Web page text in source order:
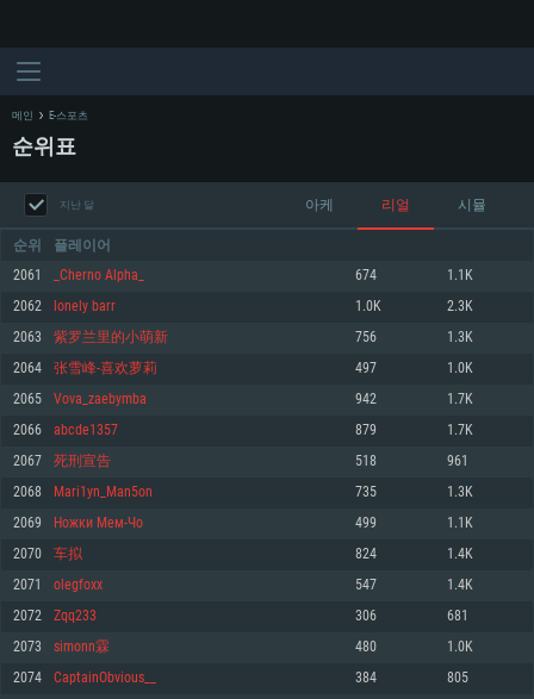
최소사양
운영체제: Windows 10 (64 bit)
프로세서: 2.2 GHz 듀얼코어 이상
메모리: 4GB
그래픽 카드: DirectX 11 이상을 지원하는 AMD Radeon 77XX / NVIDIA
GeForce GT 660. 최소 사양 해상도: 720p
네트워크: 브로드밴드 인터넷
여유 저장 공간: 22.1 GB (최소 클라이언트)
최소사양
운영체제: Mac OS Big Sur 11.0
프로세서: 최소 2.2 GHz의 Core i5 (Intel Xeon 은 지원하지 않습니다)
메모리: 6 GB
그래픽 카드: Metal 을 지원하는 Intel Iris Pro 5200 (Mac), 혹은 이와 비슷한 성
능을 가지는 Mac 버전의 AMD/Nvidia. 최소 해상도: 720p
네트워크: 브로드밴드 인터넷
여유 저장 공간: 22.1 GB (최소 클라이언트)
최소사양
운영체제: 64bit Linux 중 최신 버전
프로세서: 2.4 GHz 듀얼코어
메모리: 4 GB
그래픽 카드: Vulkan 을 지원하고, 최신 그래픽 드라이버를 지원하는 NVIDIA
660 (6개월 미만) 혹은 그와 동급의 성능을 가지며 최신 그래픽 드라이버를 지
원하는 AMD (6개월 미만; 최소사양 지원 해상도 720p)
네트워크: 브로드밴드 인터넷
여유 저장 공간: 22.1 GB (최소 클라이언트)
메인 E-스포츠
순위표
지난 달 아케 리얼 시뮬
순위 플레이어
2061 _Cherno Alpha_ 674 1.1K
2062 lonely barr 1.0K 2.3K
2063 紫罗兰里的小萌新 756 1.3K
2064 张雪峰-喜欢萝莉 497 1.0K
2065 Vova_zaebymba 942 1.7K
2066 abcde1357 879 1.7K
2067 死刑宣告 518 961
2068 Mari1yn_Man5on 735 1.3K
2069 Ножки Мем-Чо 499 1.1K
2070 车拟 824 1.4K
2071 olegfoxx 547 1.4K
2072 Zqq233 306 681
2073 simonn霖 480 1.0K
2074 CaptainObvious__ 384 805